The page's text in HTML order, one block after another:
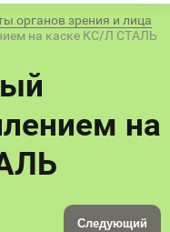
органов зрения и лица
на каске КС/Л СТАЛЬ
на
Следующий